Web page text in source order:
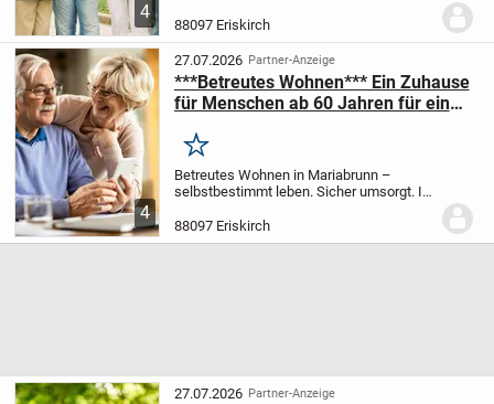
4
entstehen zwei attraktive Wohnhäuser
mit insgesamt 17 modernen 2-Zimmer-
Wohnungen für...
88097 Eriskirch
4
27.07.2026 Partner-Anzeige
***Betreutes Wohnen*** Ein Zuhause
für Menschen ab 60 Jahren für ein
Merken
Betreutes Wohnen in Mariabrunn –
selbstbestimmt leben. Sicher umsorgt. In
entstehen zwei attraktive Wohnhäuser
mit insgesamt 17 modernen 2-Zimmer-
88097 Eriskirch
27.07.2026 Partner-Anzeige